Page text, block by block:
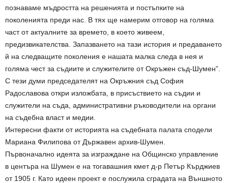
познаваме мъдростта на решенията и постъпките на
поколенията преди нас. В тях ще намерим отговор на голяма
част от актуалните за времето, в което живеем,
предизвикателства. Запазването на тази история и предаването
й на следващите поколения е нашата малка следа в нея и
голяма чест за съдиите и служителите от Окръжен съд-Шумен”.
С тези думи председателят на Окръжния съд София
Радославова откри изложбата, в присъствието на съдии и
служители на съда, административни ръководители на органи
на съдебна власт и медии.
Интересни факти от историята на съдебната палата сподели
Мариана Филипова от Държавен архив-Шумен.
Първоначално идеята за изграждане на Общинско управление
в центъра на Шумен е на тогавашния кмет д-р Петър Кърджиев
от 1905 г. Като идеен проект е послужила сградата на Външното